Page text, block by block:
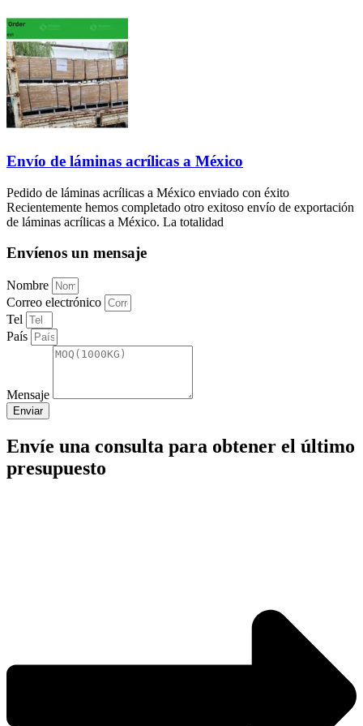
Envío de láminas acrílicas a México
Pedido de láminas acrílicas a México enviado con éxito
Recientemente hemos completado otro exitoso envío de exportación
de láminas acrílicas a México. La totalidad
Envíenos un mensaje
Nombre
Correo electrónico
Tel
País
Mensaje
Enviar
Envíe una consulta para obtener el último
presupuesto